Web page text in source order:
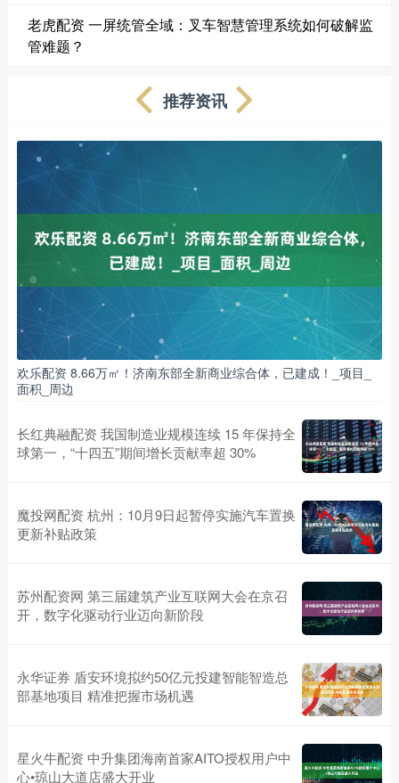
老虎配资 一屏统管全域：叉车智慧管理系统如何破解监
管难题？
推荐资讯
欢乐配资 8.66万㎡！济南东部全新商业综合体，已建成！_项目_
面积_周边
长红典融配资 我国制造业规模连续 15 年保持全
球第一，“十四五”期间增长贡献率超 30%
魔投网配资 杭州：10月9日起暂停实施汽车置换
更新补贴政策
苏州配资网 第三届建筑产业互联网大会在京召
开，数字化驱动行业迈向新阶段
永华证券 盾安环境拟约50亿元投建智能智造总
部基地项目 精准把握市场机遇
星火牛配资 中升集团海南首家AITO授权用户中
心•琼山大道店盛大开业